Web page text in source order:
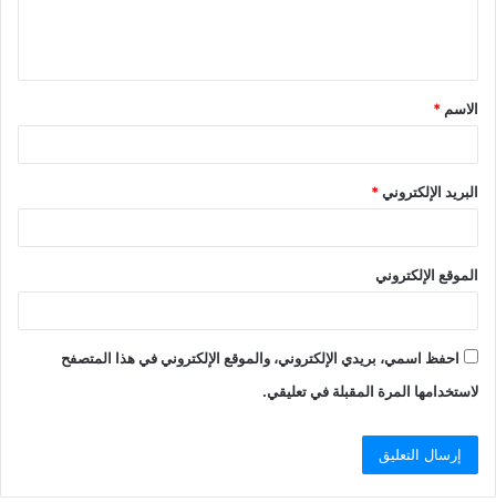
ق
*
الاسم *
البريد الإلكتروني*
الموقع الإلكتروني
احفظ اسمي، بريدي الإلكتروني، والموقع الإلكتروني في هذا المتصفح
لاستخدامها المرة المقبلة في تعليقي.